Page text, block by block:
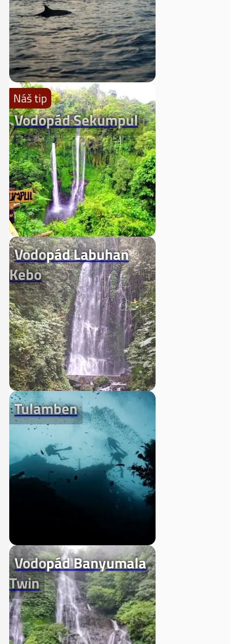
Náš tip
Vodopád Sekumpul
Vodopád Labuhan
Kebo
Tulamben
Vodopád Banyumala
Twin